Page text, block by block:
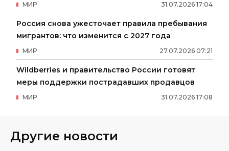
31.07.2026 17:04
МИР
Россия снова ужесточает правила пребывания
мигрантов: что изменится с 2027 года
27.07.2026 07:21
МИР
Wildberries и правительство России готовят
меры поддержки пострадавших продавцов
31.07.2026 17:08
МИР
Другие новости